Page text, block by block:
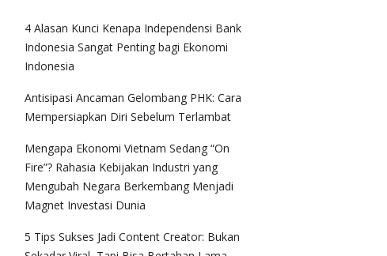
4 Alasan Kunci Kenapa Independensi Bank
Indonesia Sangat Penting bagi Ekonomi
Indonesia
Antisipasi Ancaman Gelombang PHK: Cara
Mempersiapkan Diri Sebelum Terlambat
Mengapa Ekonomi Vietnam Sedang “On
Fire”? Rahasia Kebijakan Industri yang
Mengubah Negara Berkembang Menjadi
Magnet Investasi Dunia
5 Tips Sukses Jadi Content Creator: Bukan